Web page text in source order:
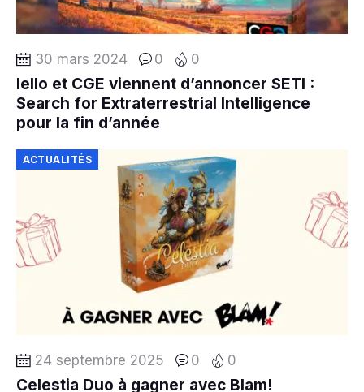
30 mars 2024 0 0
Iello et CGE viennent d’annoncer SETI :
Search for Extraterrestrial Intelligence
pour la fin d’année
ACTUALITÉS
24 septembre 2025 0 0
Celestia Duo à gagner avec Blam!